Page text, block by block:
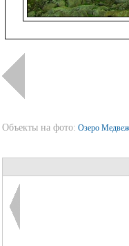
Объекты на фото: Озеро